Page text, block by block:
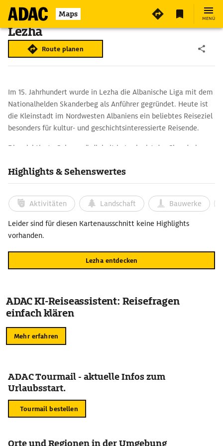
Maps MENÜ
Lezha
Route planen
Im 15. Jahrhundert wurde in Lezha die Albanische Liga mit dem
Nationalhelden Skanderbeg als Anführer gegründet. Heute ist
die Kleinstadt im Nordwesten Albaniens ein beliebtes Reiseziel
besonders für kultur- und geschichtsinteressierte Reisende.
Die wichtigste Sehenswürdigkeit in Lezha ist das Skanderbeg-
Nationalhelden Georg Kastrioti, genannt Skanderbeg. Die
Gedenkstätte befindet sich in den Ruinen der mittelalterlichen
Nikolauskirche. Hier wurde der Held ursprünglich begraben,
heute sind unter anderem Nachbildungen seines Helmes und
Schwertes zu sehen. Auch die Festung von Lezha oberhalb der
Stadt ist einen Besuch wert.
Highlights & Sehenswertes
Aktivitäten Landschaft Bauwerke
Leider sind für diesen Kartenausschnitt keine Highlights
vorhanden.
Lezha entdecken
ADAC KI-Reiseassistent: Reisefragen
einfach klären
Mehr erfahren
ADAC Tourmail - aktuelle Infos zum
Urlaubsstart.
Tourmail bestellen
Orte und Regionen in der Umgebung